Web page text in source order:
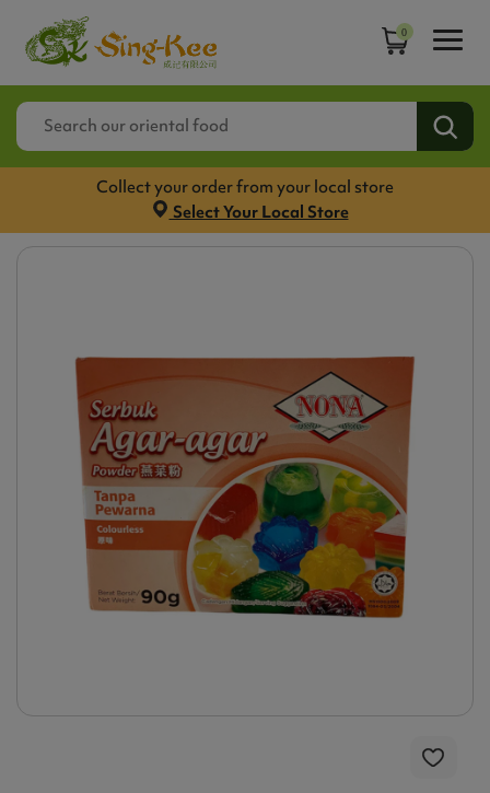
0
Collect your order from your local store
Select Your Local Store